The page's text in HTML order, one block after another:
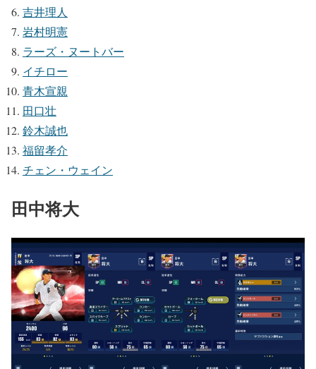
吉井理人
岩村明憲
ラーズ・ヌートバー
イチロー
青木宣親
田口壮
鈴木誠也
福留孝介
チェン・ウェイン
田中将大